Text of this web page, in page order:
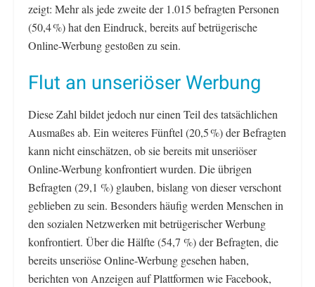
zeigt: Mehr als jede zweite der 1.015 befragten Personen
(50,4 %) hat den Eindruck, bereits auf betrügerische
Online-Werbung gestoßen zu sein.
Flut an unseriöser Werbung
Diese Zahl bildet jedoch nur einen Teil des tatsächlichen
Ausmaßes ab. Ein weiteres Fünftel (20,5 %) der Befragten
kann nicht einschätzen, ob sie bereits mit unseriöser
Online-Werbung konfrontiert wurden. Die übrigen
Befragten (29,1 %) glauben, bislang von dieser verschont
geblieben zu sein. Besonders häufig werden Menschen in
den sozialen Netzwerken mit betrügerischer Werbung
konfrontiert. Über die Hälfte (54,7 %) der Befragten, die
bereits unseriöse Online-Werbung gesehen haben,
berichten von Anzeigen auf Plattformen wie Facebook,